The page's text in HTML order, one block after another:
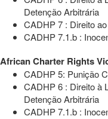
Detenção Arbitrária
CADHP 7 : Direito
CADHP 7.1.b :
African Charter Rights
CADHP 5: Punição
CADHP 6 : Direito à
Detenção Arbitrária
CADHP 7.1.b :